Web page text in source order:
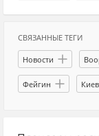
Российская империя
завод
Донбасс
СВЯЗАННЫЕ ТЕГИ
Новости
Фейгин Киев